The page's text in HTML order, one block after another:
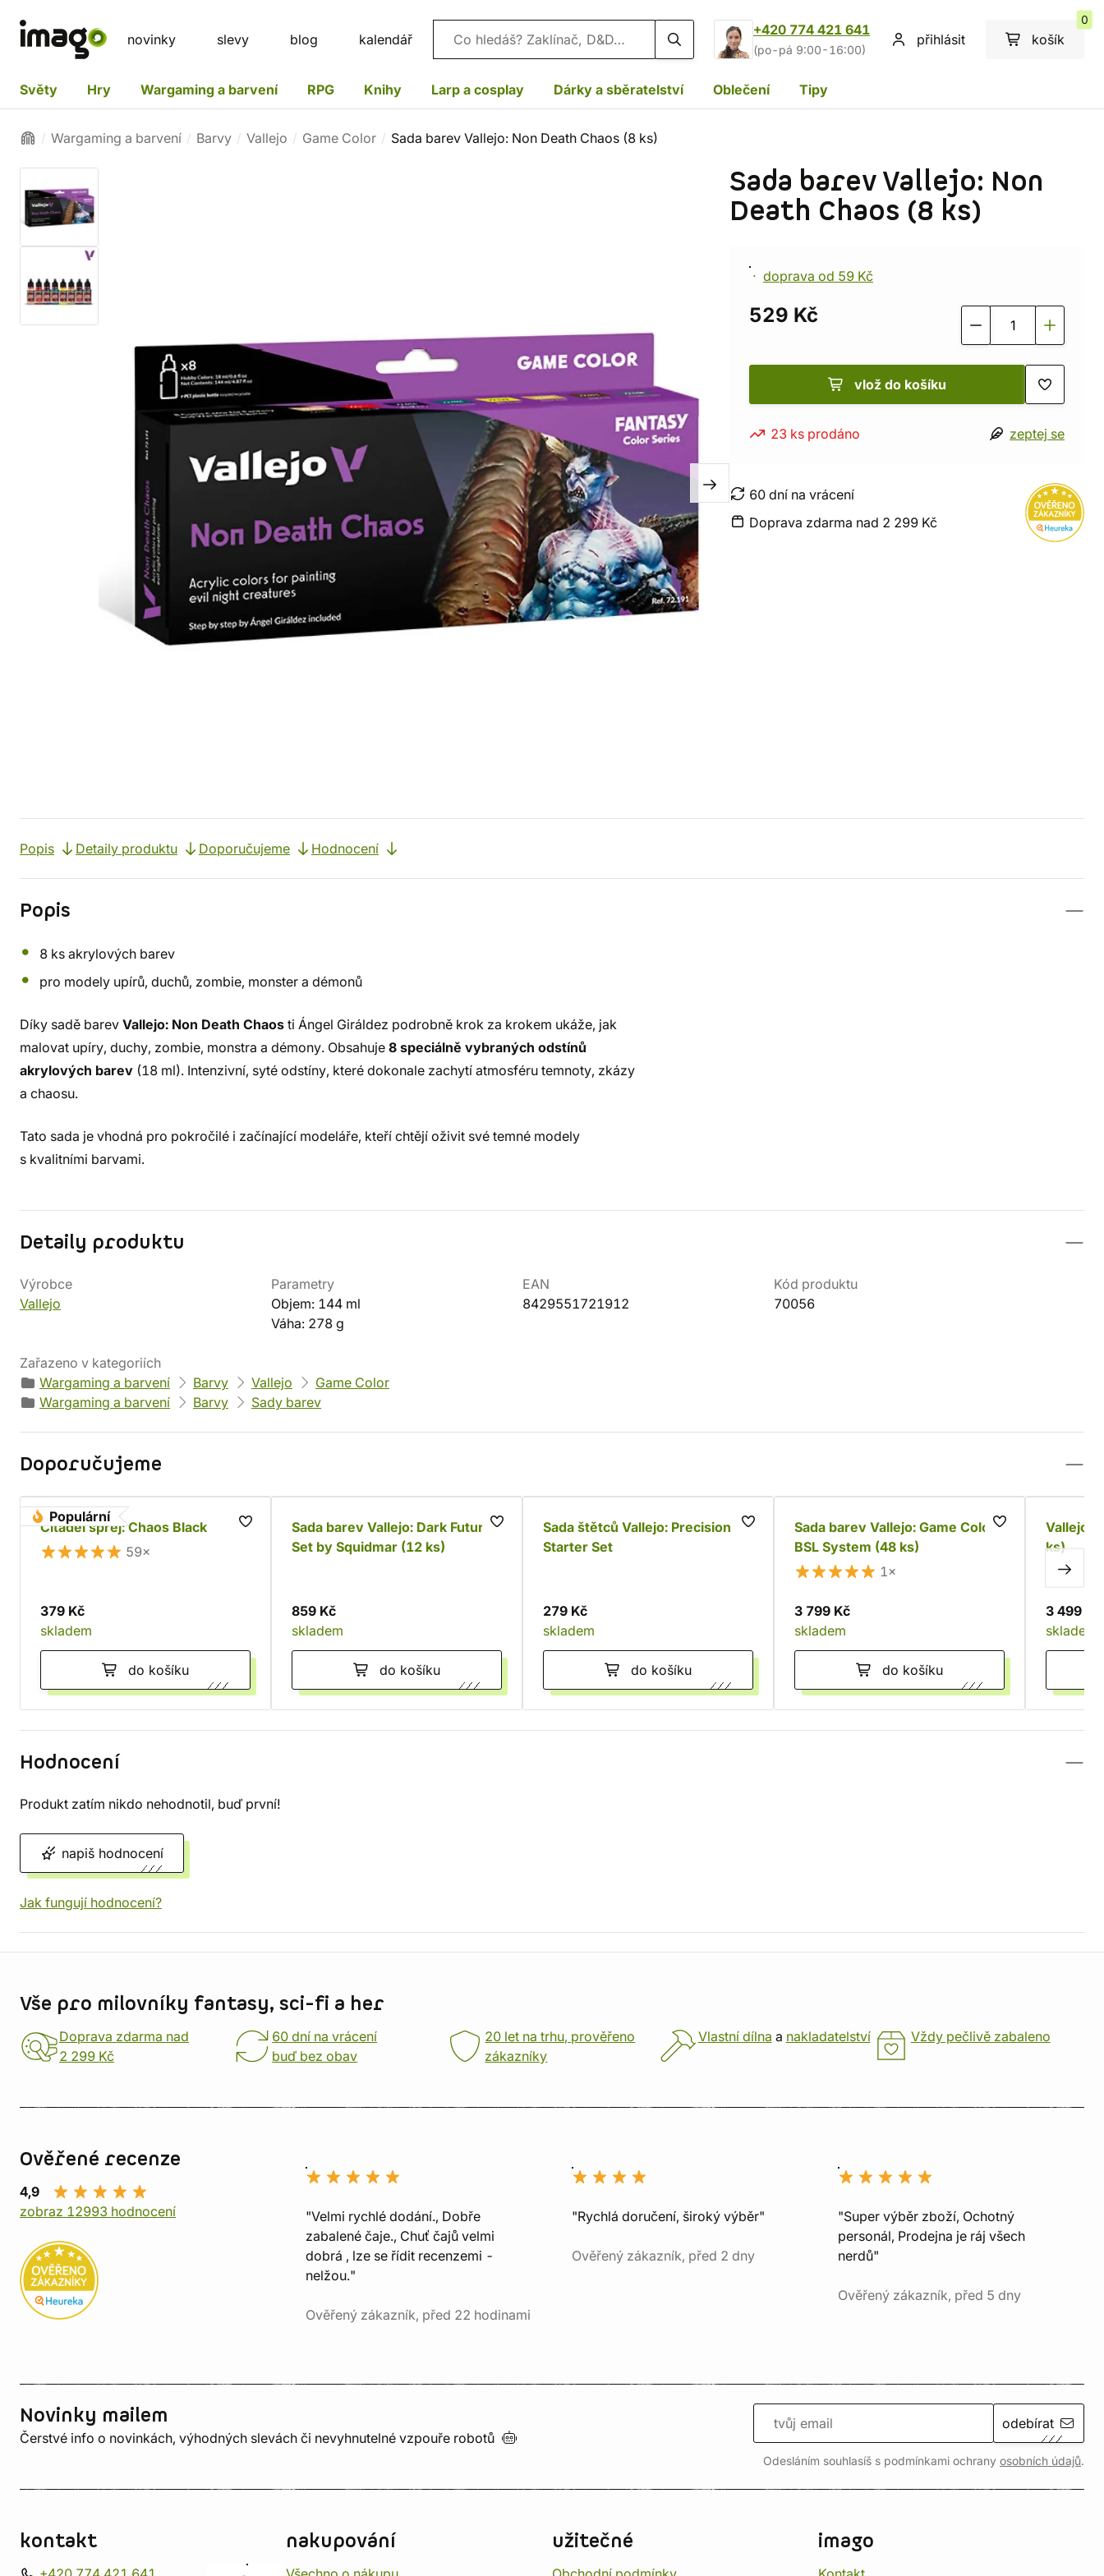
novinky slevy blog kalendář Vyhledávání
+420 774 421 641
(po-pá 9:00-16:00)
přihlásit košík
0
Světy Hry Wargaming a barvení RPG Knihy Larp a cosplay Dárky a sběratelství Oblečení Tipy
Wargaming a barvení Barvy Vallejo Game Color Sada barev Vallejo: Non Death Chaos (8 ks)
Sada barev Vallejo: Non
Death Chaos (8 ks)
doprava od 59 Kč
529 Kč
vlož do košíku
23 ks prodáno zeptej se
60 dní na vrácení
Doprava zdarma nad 2 299 Kč
Popis Detaily produktu Doporučujeme Hodnocení
Popis
8 ks akrylových barev
pro modely upírů, duchů, zombie, monster a démonů
Díky sadě barev Vallejo: Non Death Chaos ti Ángel Giráldez podrobně krok za krokem ukáže, jak
malovat upíry, duchy, zombie, monstra a démony. Obsahuje 8 speciálně vybraných odstínů
akrylových barev (18 ml). Intenzivní, syté odstíny, které dokonale zachytí atmosféru temnoty, zkázy
a chaosu.
Tato sada je vhodná pro pokročilé i začínající modeláře, kteří chtějí oživit své temné modely
s kvalitními barvami.
Detaily produktu
Výrobce
Vallejo
Parametry
Objem: 144 ml
Váha: 278 g
EAN
8429551721912
Kód produktu
70056
Zařazeno v kategoriích
Wargaming a barvení
Barvy Vallejo
Game Color
Wargaming a barvení
Barvy Sady barev
Doporučujeme
Populární
Citadel sprej: Chaos Black
59×
379 Kč
skladem
do košíku
Sada barev Vallejo: Dark Future
Set by Squidmar (12 ks)
859 Kč
skladem
do košíku
Sada štětců Vallejo: Precision -
Starter Set
279 Kč
skladem
do košíku
Sada barev Vallejo: Game Color
BSL System (48 ks)
1×
3 799 Kč
skladem
do košíku
Vallejo:
ks)
3 499 Kč
skladem
Hodnocení
Produkt zatím nikdo nehodnotil, buď první!
napiš hodnocení
Jak fungují hodnocení?
Vše pro milovníky fantasy, sci-fi a her
Doprava zdarma nad
2 299 Kč
60 dní na vrácení
buď bez obav
20 let na trhu, prověřeno
zákazníky
Vlastní dílna a nakladatelství Vždy pečlivě zabaleno
Ověřené recenze
4,9
zobraz 12993 hodnocení
"Velmi rychlé dodání., Dobře
zabalené čaje., Chuť čajů velmi
dobrá , lze se řídit recenzemi -
nelžou."
Ověřený zákazník, před 22 hodinami
"Rychlá doručení, široký výběr"
Ověřený zákazník, před 2 dny
"Super výběr zboží, Ochotný
personál, Prodejna je ráj všech
nerdů"
Ověřený zákazník, před 5 dny
Novinky mailem
Čerstvé info o novinkách, výhodných slevách či nevyhnutelné vzpouře robotů
odebírat
Odesláním souhlasíš s podmínkami ochrany osobních údajů.
kontakt nakupování užitečné imago